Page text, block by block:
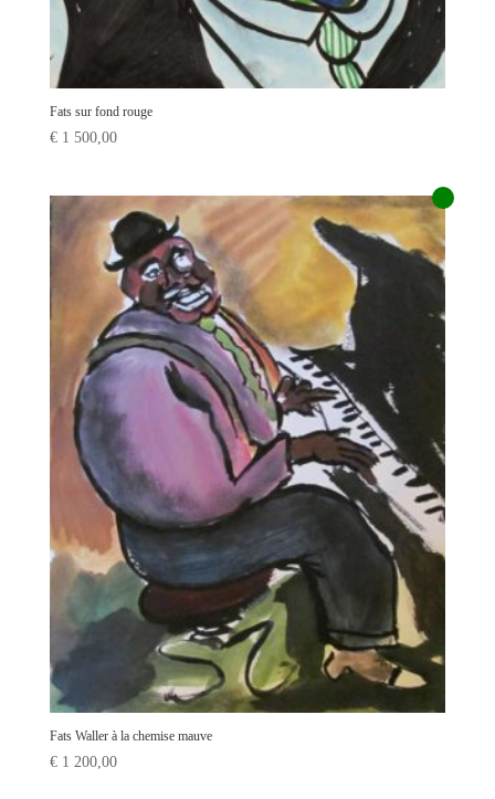
Fats sur fond rouge
€1 500,00
Fats Waller à la chemise mauve
€1 200,00